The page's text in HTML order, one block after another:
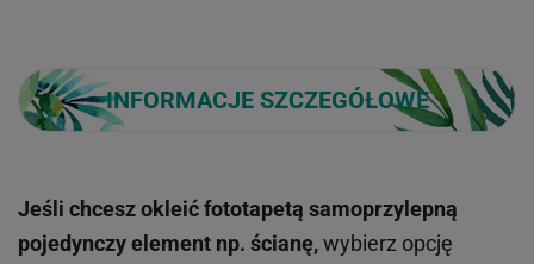
INFORMACJE SZCZEGÓŁOWE
Jeśli chcesz okleić fototapetą samoprzylepną
pojedynczy element np. ścianę,wybierz opcję